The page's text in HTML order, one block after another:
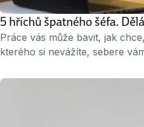
5 hříchů špatného šéfa.
Práce vás může bavit, jak
kterého si nevážíte, sebere
si lidé nad sebou přejí, když
1. hřích: Nerozsekne Porada
hromada nápadů a snad